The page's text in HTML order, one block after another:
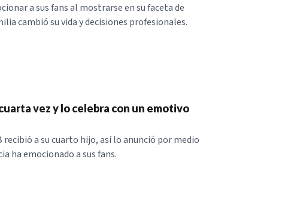
a sus fans al mostrarse en su faceta de
cambió su vida y decisiones profesionales.
vez y lo celebra con un emotivo
recibió a su cuarto hijo, así lo anunció por medio
ha emocionado a sus fans.